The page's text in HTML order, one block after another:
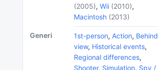
(2005), Wii (2010),
Macintosh (2013)
Generi 1st-person, Action, Behind
view, Historical events,
Regional differences,
Shooter, Simulation, Spy /